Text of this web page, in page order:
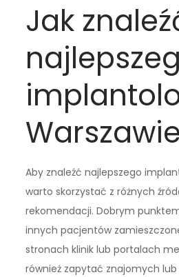
Jak
Warszawie
Aby znaleźć najlepszego
warto skorzystać z różnych
rekomendacji. Dobrym
innych pacjentów
stronach klinik lub portalach
również zapytać znajomych